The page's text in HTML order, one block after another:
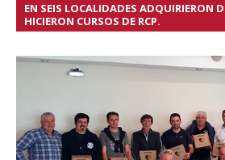
EN SEIS LOCALIDADES ADQUIRIERON
HICIERON CURSOS DE RCP.